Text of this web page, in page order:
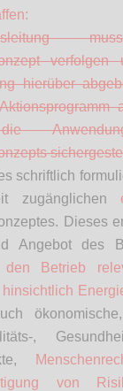
verfolgen
hierüber
schriftlich
zugänglichen
Dieses
Angebot des
Betrieb
,
von